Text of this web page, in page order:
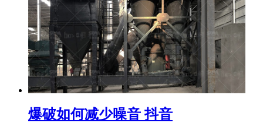
爆破如何减少噪音 抖音